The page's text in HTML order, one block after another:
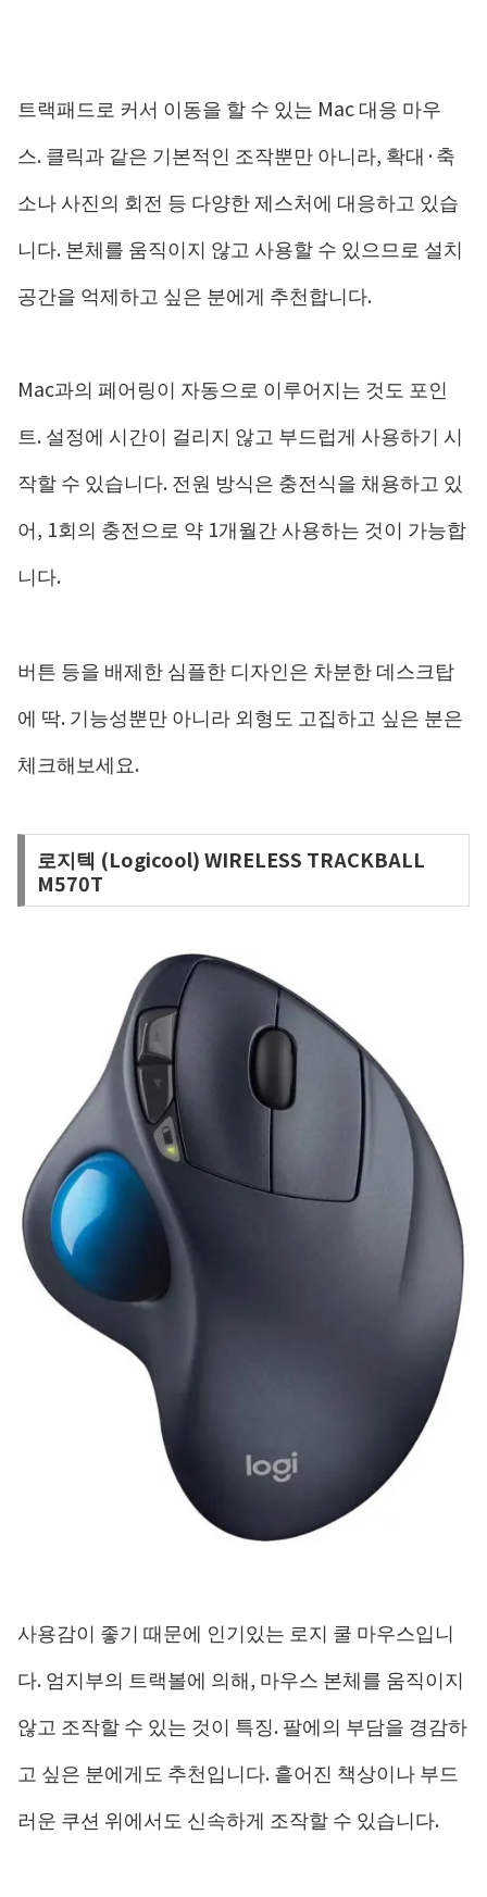
트랙패드로 커서 이동을 할 수 있는 Mac 대응 마우
스. 클릭과 같은 기본적인 조작뿐만 아니라, 확대·축
소나 사진의 회전 등 다양한 제스처에 대응하고 있습
니다. 본체를 움직이지 않고 사용할 수 있으므로 설치
공간을 억제하고 싶은 분에게 추천합니다.
Mac과의 페어링이 자동으로 이루어지는 것도 포인
트. 설정에 시간이 걸리지 않고 부드럽게 사용하기 시
작할 수 있습니다. 전원 방식은 충전식을 채용하고 있
어, 1회의 충전으로 약 1개월간 사용하는 것이 가능합
니다.
버튼 등을 배제한 심플한 디자인은 차분한 데스크탑
에 딱. 기능성뿐만 아니라 외형도 고집하고 싶은 분은
체크해보세요.
로지텍 (Logicool) WIRELESS TRACKBALL
M570T
사용감이 좋기 때문에 인기있는 로지 쿨 마우스입니
다. 엄지부의 트랙볼에 의해, 마우스 본체를 움직이지
않고 조작할 수 있는 것이 특징. 팔에의 부담을 경감하
고 싶은 분에게도 추천입니다. 흩어진 책상이나 부드
러운 쿠션 위에서도 신속하게 조작할 수 있습니다.